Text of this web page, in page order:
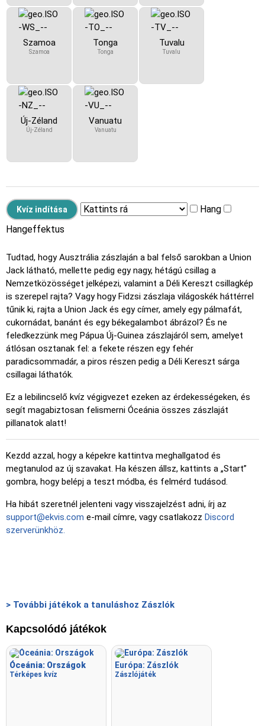
Szamoa
Szamoa
Tonga
Tonga
Tuvalu
Tuvalu
Új-Zéland
Új-Zéland
Vanuatu
Vanuatu
Hang
Hangeffektus
Tudtad, hogy Ausztrália zászlaján a bal felső sarokban a Union
Jack látható, mellette pedig egy nagy, hétágú csillag a
Nemzetközösséget jelképezi, valamint a Déli Kereszt csillagkép
is szerepel rajta? Vagy hogy Fidzsi zászlaja világoskék háttérrel
tűnik ki, rajta a Union Jack és egy címer, amely egy pálmafát,
cukornádat, banánt és egy békegalambot ábrázol? És ne
feledkezzünk meg Pápua Új-Guinea zászlajáról sem, amelyet
átlósan osztanak fel: a fekete részen egy fehér
paradicsommadár, a piros részen pedig a Déli Kereszt sárga
csillagai láthatók.
Ez a lebilincselő kvíz végigvezet ezeken az érdekességeken, és
segít magabiztosan felismerni Óceánia összes zászlaját
pillanatok alatt!
Kezdd azzal, hogy a képekre kattintva meghallgatod és
megtanulod az új szavakat. Ha készen állsz, kattints a „Start”
gombra, hogy belépj a teszt módba, és felmérd tudásod.
Ha hibát szeretnél jelenteni vagy visszajelzést adni, írj az
support@ekvis.com e-mail címre, vagy csatlakozz Discord
szerverünkhöz.
> További játékok a tanuláshoz Zászlók
Kapcsolódó játékok
Óceánia: Országok
Térképes kvíz
Európa: Zászlók
Zászlójáték